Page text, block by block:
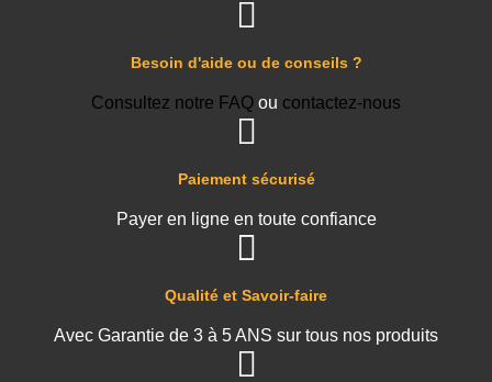
Qualité et Savoir-faire
Avec Garantie de 3 à 5 ANS sur tous nos produits
Paiement sécurisé
Payer en ligne en toute confiance
Besoin d'aide ou de conseils ?
Consultez notre FAQ ou contactez-nous